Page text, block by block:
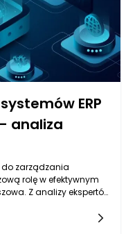
ERP
analiza
do zarządzania
rolę w efektywnym
Z analizy ekspertów
przez kilka kluczowych